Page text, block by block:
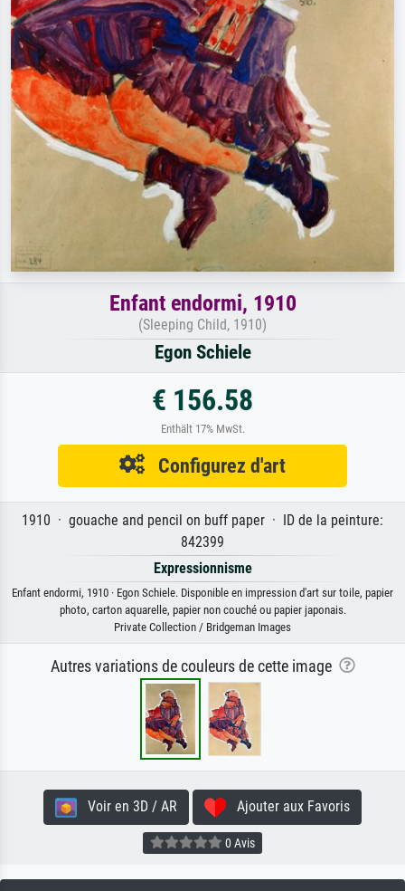
Enfant endormi, 1910
(Sleeping Child, 1910)
Egon Schiele
€ 156.58
Enthält 17% MwSt.
Configurez d'art
1910 · gouache and pencil on buff paper · ID de la peinture:
842399
Expressionnisme
Enfant endormi, 1910 · Egon Schiele. Disponible en impression d'art sur toile, papier
photo, carton aquarelle, papier non couché ou papier japonais.
Private Collection / Bridgeman Images
Autres variations de couleurs de cette image
Voir en 3D / AR Ajouter aux Favoris
0 Avis